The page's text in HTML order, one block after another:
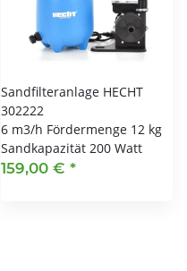
Sandfilteranlage HECHT
302222
6 m3/h Fördermenge 12 kg
Sandkapazität 200 Watt
159,00 € *